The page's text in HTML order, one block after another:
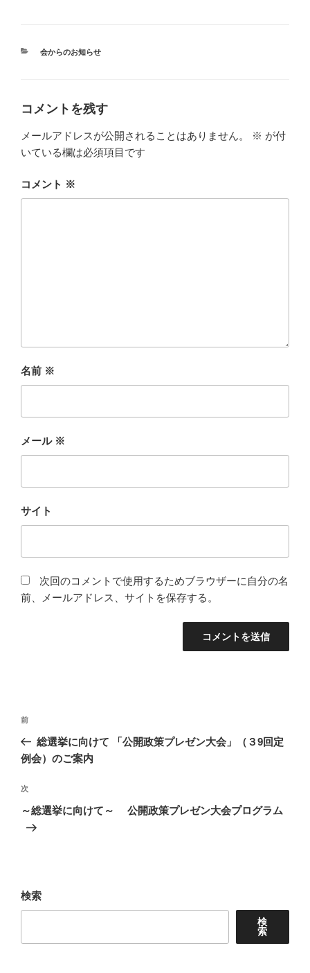
カ
会からのお知らせ
コメントを残す
メールアドレスが公開されることはありません。 ※ が付
いている欄は必須項目です
コメント ※
名前 ※
メール ※
サイト
次回のコメントで使用するためブラウザーに自分の名
前、メールアドレス、サイトを保存する。
投
ナ
ゲ
ー
シ
前
の
投
前
総選挙に向けて 「公開政策プレゼン大会」（３9回定
例会）のご案内
次
次
～総選挙に向けて～ 公開政策プレゼン大会プログラム
検索
検
索